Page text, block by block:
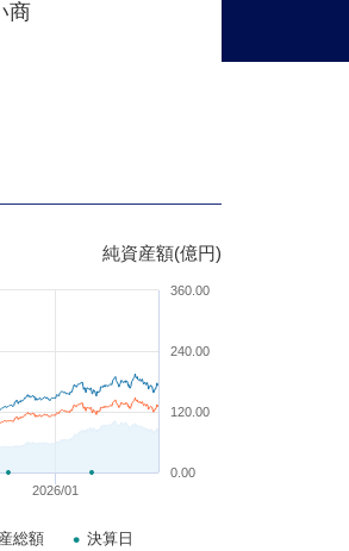
商
純資産額(億円)
2026/01
0.00
120.00
240.00
360.00
総額 決算日